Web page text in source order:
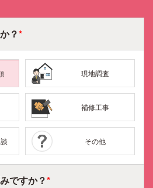
？*
現地調査
補修工事
その他
ですか？*